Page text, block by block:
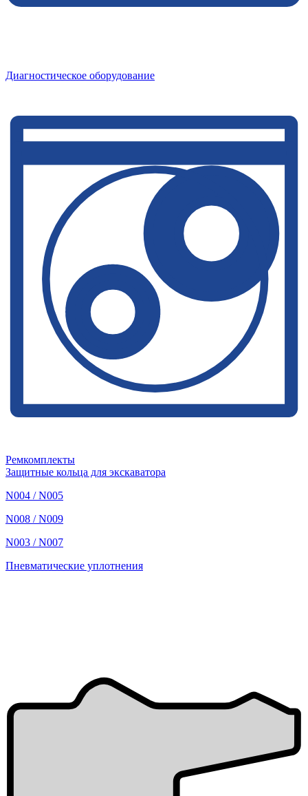
Диагностическое оборудование
Ремкомплекты
Защитные кольца для экскаватора
N004 / N005
N008 / N009
N003 / N007
Пневматические уплотнения